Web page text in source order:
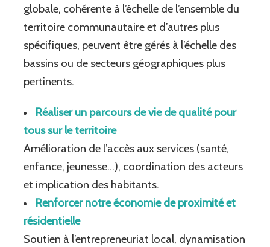
globale, cohérente à l’échelle de l’ensemble du
territoire communautaire et d’autres plus
spécifiques, peuvent être gérés à l’échelle des
bassins ou de secteurs géographiques plus
pertinents.
Réaliser un parcours de vie de qualité pour
tous sur le territoire
Amélioration de l’accès aux services (santé,
enfance, jeunesse…), coordination des acteurs
et implication des habitants.
Renforcer notre économie de proximité et
résidentielle
Soutien à l’entrepreneuriat local, dynamisation